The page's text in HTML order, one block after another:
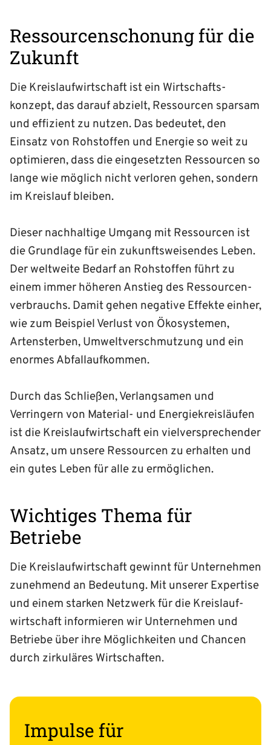
Ressourcenschonung für die
Zukunft
Die Kreislauf­wirtschaft ist ein Wirtschafts­
konzept, das darauf abzielt, Ressourcen sparsam
und effizient zu nutzen. Das bedeutet, den
Einsatz von Rohstoffen und Energie so weit zu
optimieren, dass die eingesetzten Ressourcen so
lange wie möglich nicht verloren gehen, sondern
im Kreislauf bleiben.
Dieser nachhaltige Umgang mit Ressourcen ist
die Grundlage für ein zukunftsweisendes Leben.
Der weltweite Bedarf an Rohstoffen führt zu
einem immer höheren Anstieg des Res­sourcen­
verbrauchs. Damit gehen negative Effekte einher,
wie zum Beispiel Verlust von Ökosystemen,
Artensterben, Umwelt­verschmutzung und ein
enormes Abfall­aufkommen.
Durch das Schließen, Verlangsamen und
Verringern von Material- und Energie­kreisläufen
ist die Kreis­lauf­wirtschaft ein vielversprechender
Ansatz, um unsere Res­sourcen zu erhalten und
ein gutes Leben für alle zu ermöglichen.
Wichtiges Thema für
Betriebe
Die Kreislaufwirtschaft gewinnt für Unternehmen
zunehmend an Bedeutung. Mit unserer Expertise
und einem starken Netzwerk für die Kreis­lauf­
wirtschaft informieren wir Unternehmen und
Betriebe über ihre Möglichkeiten und Chancen
durch zirkuläres Wirtschaften.
Impulse für